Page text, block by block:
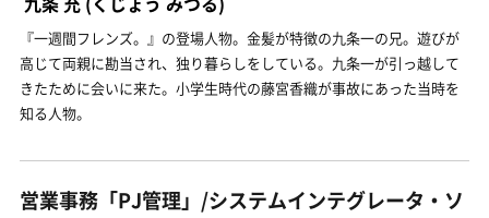
『一週間フレンズ。』の登場人物。金髪が特徴の九条一の兄。遊びが
高じて両親に勘当され、独り暮らしをしている。九条一が引っ越して
きたために会いに来た。小学生時代の藤宮香織が事故にあった当時を
知る人物。
営業事務「PJ管理」/システムインテグレータ・ソ